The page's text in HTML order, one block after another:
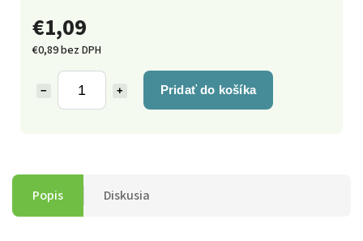
€1,09
€0,89 bez DPH
+
− Pridať do košíka
Popis Diskusia